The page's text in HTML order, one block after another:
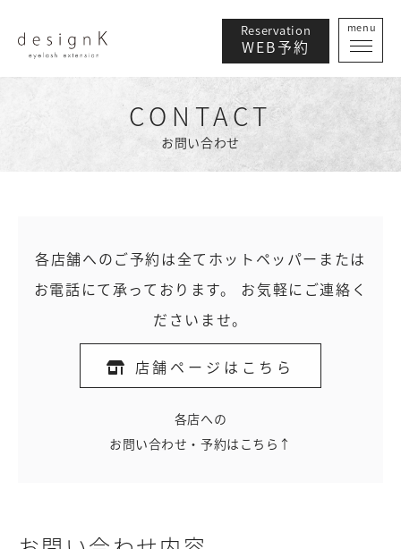
Reservation
WEB予約
menu
CONTACT
お問い合わせ
各店舗へのご予約は全て ホットペッパーまたは
お電話にて承っております。
お気軽にご連絡く
ださいませ。
店舗ページはこちら
各店への
お問い合わせ・予約はこちら↑